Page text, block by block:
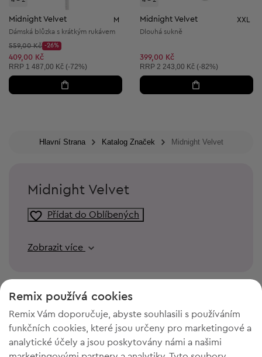
Midnight Velvet M
Dámská blůzka s krátkým rukávem
Původní cena:
559,00 Kč
Discount Price:
-26%
Snížená cena:
409,00 Kč
Doporučená cena:
RRP 1 487,00 Kč (-72%)
Midnight Velvet XXL
Dlouhá sukně
399,00 Kč
Doporučená cena:
RRP 2 243,00 Kč (-82%)
Hlavní Strana Katalog Značek Midnight Velvet
Midnight Velvet
Přídat do Oblíbených
Zobrazit více
Remix používá cookies
Remix Vám doporučuje, abyste souhlasili s používáním
funkčních cookies, které jsou určeny pro marketingové a
analytické účely a jsou poskytovány námi a našimi